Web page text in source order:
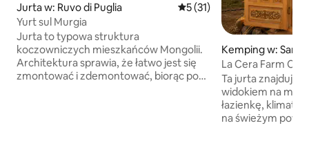
Jurta w: Ruvo di Puglia Średnia ocena: 5 na 5,
5 (31)
Yurt sul Murgia
Jurta to typowa struktura
koczowniczych mieszkańców Mongolii.
Architektura sprawia, że łatwo jest się
zmontować i zdemontować, biorąc pod
Kemping w: Santa
lura
La Cera Farm
domek parterowy
Ta jurta znajduje
widokiem na
łazienkę,
na świeżym